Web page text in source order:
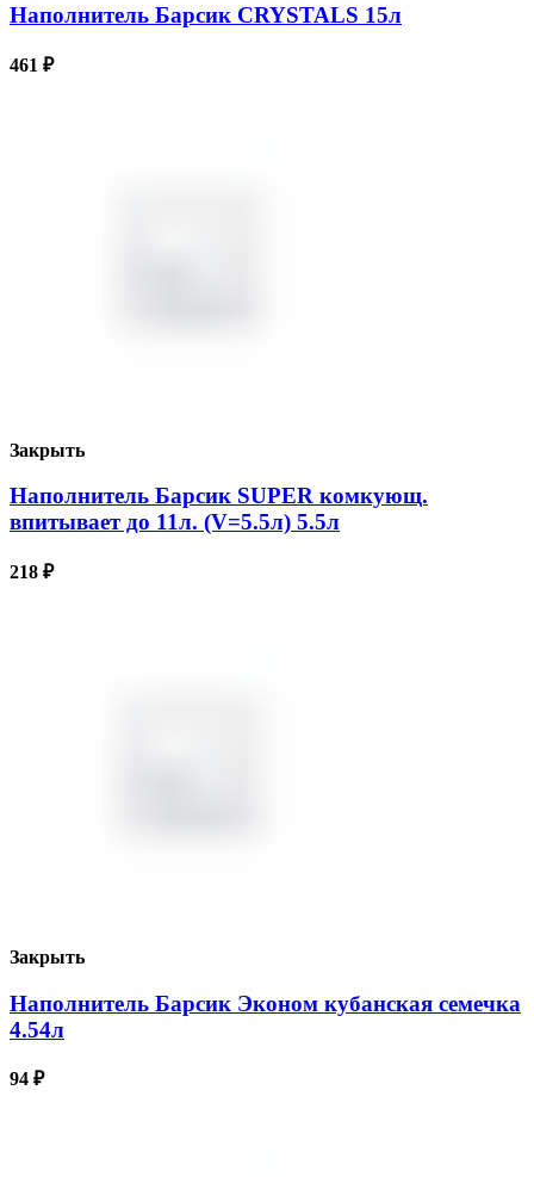
Наполнитель Барсик CRYSTALS 15л
461 ₽
Закрыть
Наполнитель Барсик SUPER комкующ.
впитывает до 11л. (V=5.5л) 5.5л
218 ₽
Закрыть
Наполнитель Барсик Эконом кубанская семечка
4.54л
94 ₽